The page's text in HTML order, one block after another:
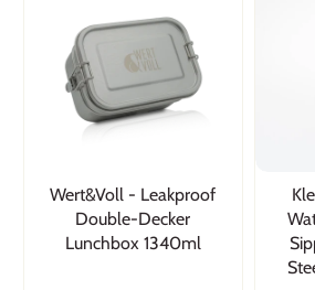
Wert&Voll - Leakproof
Double-Decker
Lunchbox 1340ml